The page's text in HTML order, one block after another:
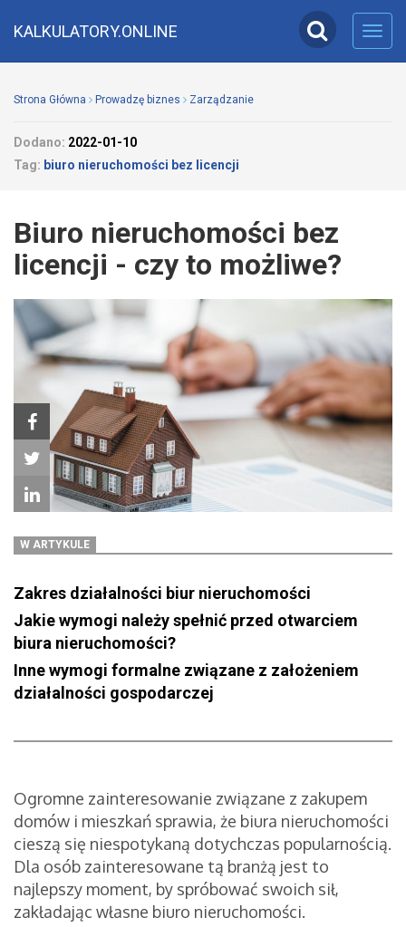
KALKULATORY.ONLINE
Strona Główna Prowadzę biznes Zarządzanie
Dodano: 2022-01-10
Tag: biuro nieruchomości bez licencji
Biuro nieruchomości bez
licencji - czy to możliwe?
W ARTYKULE
Zakres działalności biur nieruchomości
Jakie wymogi należy spełnić przed otwarciem
biura nieruchomości?
Inne wymogi formalne związane z założeniem
działalności gospodarczej
Ogromne zainteresowanie związane z zakupem
domów i mieszkań sprawia, że biura nieruchomości
cieszą się niespotykaną dotychczas popularnością.
Dla osób zainteresowane tą branżą jest to
najlepszy moment, by spróbować swoich sił,
zakładając własne biuro nieruchomości.